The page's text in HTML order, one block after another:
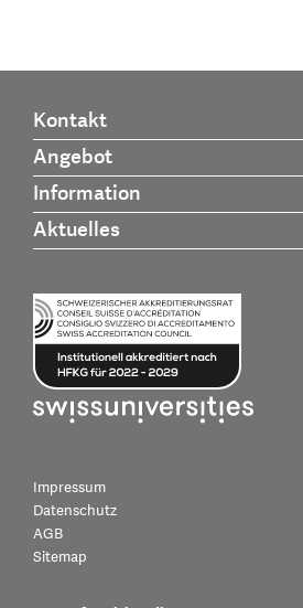
Kontakt
Angebot
Information
Aktuelles
Impressum
Datenschutz
AGB
Sitemap